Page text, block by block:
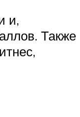
и,
Также